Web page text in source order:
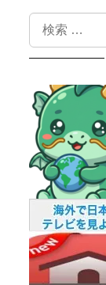
検
索